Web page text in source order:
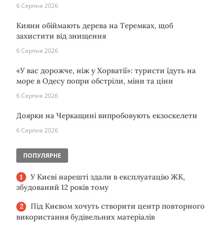
6 Серпня 2026
Кияни обіймають дерева на Теремках, щоб
захистити від знищення
6 Серпня 2026
«У вас дорожче, ніж у Хорватії»: туристи їдуть на
море в Одесу попри обстріли, міни та ціни
6 Серпня 2026
Доярки на Черкащині випробовують екзоскелети
6 Серпня 2026
ПОПУЛЯРНЕ
У Києві нарешті здали в експлуатацію ЖК,
збудований 12 років тому
Під Києвом хочуть створити центр повторного
використання будівельних матеріалів